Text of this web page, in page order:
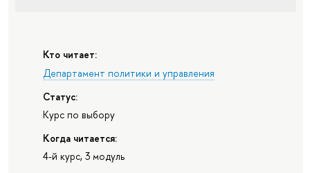
Кто читает:
Департамент политики и управления
Статус:
Курс по выбору
Когда читается:
4-й курс, 3 модуль